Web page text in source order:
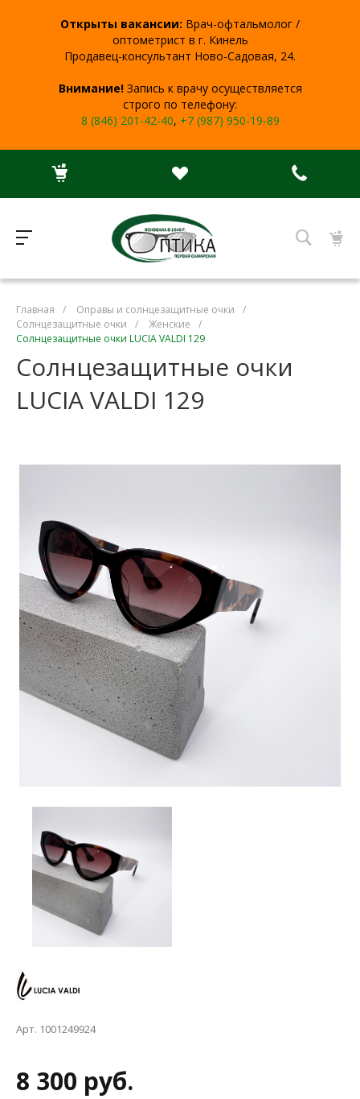
Открыты вакансии: Врач-офтальмолог /
оптометрист в г. Кинель
Продавец-консультант Ново-Садовая, 24.
Внимание!Запись к врачу осуществляется
строго по телефону:
8 (846) 201-42-40, +7 (987) 950-19-89
Главная / Оправы и солнцезащитные очки
/
Солнцезащитные очки
/ Женские
/
Солнцезащитные очки LUCIA VALDI 129
Солнцезащитные очки
LUCIA VALDI 129
Арт. 1001249924
8 300 руб.